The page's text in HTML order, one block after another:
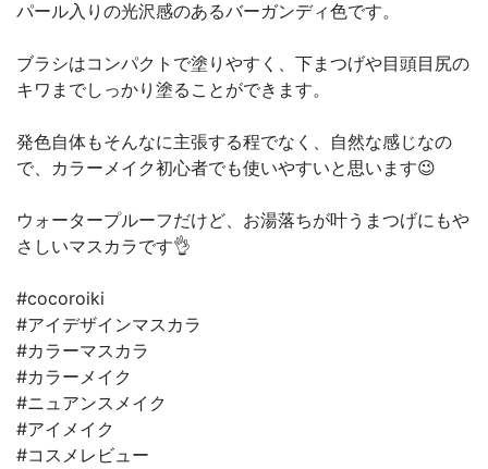
パール入りの光沢感のあるバーガンディ色です。
ブラシはコンパクトで塗りやすく、下まつげや目頭目尻の
キワまでしっかり塗ることができます。
発色自体もそんなに主張する程でなく、自然な感じなの
で、カラーメイク初心者でも使いやすいと思います😉
ウォータープルーフだけど、お湯落ちが叶うまつげにもや
さしいマスカラです👌
#cocoroiki
#アイデザインマスカラ
#カラーマスカラ
#カラーメイク
#ニュアンスメイク
#アイメイク
#コスメレビュー